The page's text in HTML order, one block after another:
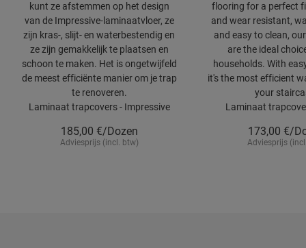
kunt ze afstemmen op het design
van de Impressive-laminaatvloer, ze
zijn kras-, slijt- en waterbestendig en
ze zijn gemakkelijk te plaatsen en
schoon te maken. Het is ongetwijfeld
de meest efficiënte manier om je trap
te renoveren.
Laminaat trapcovers - Impressive
185,00 €/Dozen
Adviesprijs (incl. btw)
flooring for a perfect
and wear resistant,
and easy to clean,
are the ideal
households. With
it's the most efficient
your
Laminaat
173,00 €/
Adviesprijs